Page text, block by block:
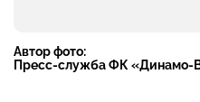
Автор фото:
Пресс-служба ФК «Динамо-